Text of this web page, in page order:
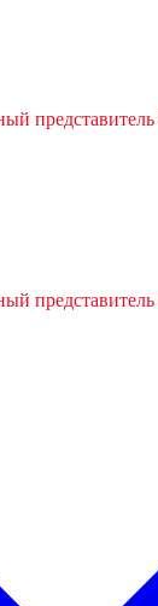
представитель
представитель